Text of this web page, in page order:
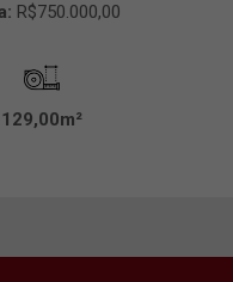
R$750.000,00
129,00m²